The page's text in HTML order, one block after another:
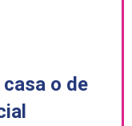
casa o de